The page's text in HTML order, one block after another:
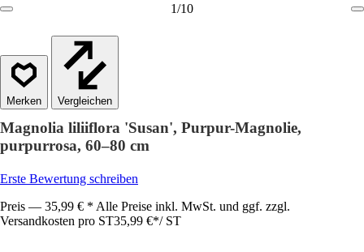
1/10
Vergleichen
Magnolia liliiflora 'Susan', Purpur-Magnolie,
purpurrosa, 60–80 cm
Erste Bewertung schreiben
Preis — 35,99 € * Alle Preise inkl. MwSt. und ggf. zzgl.
Versandkosten pro ST35,99 €*/ ST